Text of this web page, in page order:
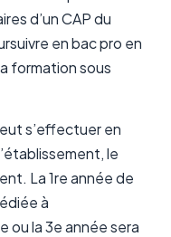
d’un CAP du
en bac pro en
formation sous
s’effectuer en
le
La 1re année de
à
ou la 3e année sera